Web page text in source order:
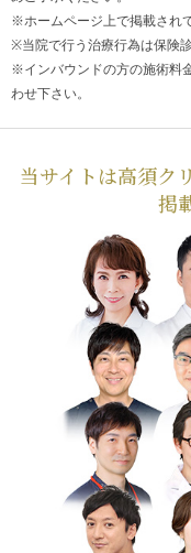
※ホームページ上で掲載され
※当院で行う治療行為は保険
※インバウンドの方の施術料
わせ下さい。
当サイトは高須ク
掲